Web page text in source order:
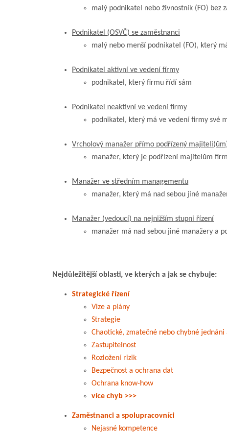
malý podnikatel nebo živnostník (FO) bez
Podnikatel (OSVČ) se zaměstnanci
malý nebo menší podnikatel (FO), který
Podnikatel aktivní ve vedení fírmy
podnikatel, který firmu řídí sám
Podnikatel neaktivní ve vedení firmy
podnikatel, který má ve vedení firmy své
Vrcholový manažer přímo podřízený
manažer, který je podřízení majítelům
Manažer ve středním managementu
manažer, který má nad sebou jiné
Manažer (vedoucí) na nejnižším stupni řízení
manažer má nad sebou jiné manažery a
Nejdůležitější oblasti, ve kterých a jak se chybuje:
Strategické řízení
Vize a plány
Strategie
Chaotické, zmatečné nebo chybné jednáni
Zastupitelnost
Rozložení rizik
Bezpečnost a ochrana dat
Ochrana know-how
více chyb >>>
Zaměstnanci a spolupracovníci
Nejasné kompetence